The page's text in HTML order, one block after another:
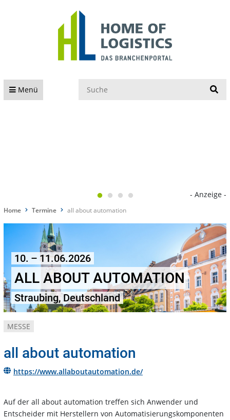
Menü
- Anzeige -
Home Termine all about automation
10. – 11.06.2026
ALL ABOUT AUTOMATION
Straubing, Deutschland
MESSE
all about automation
https://www.allaboutautomation.de/
Auf der all about automation treffen sich Anwender und
Entscheider mit Herstellern von Automatisierungskomponenten